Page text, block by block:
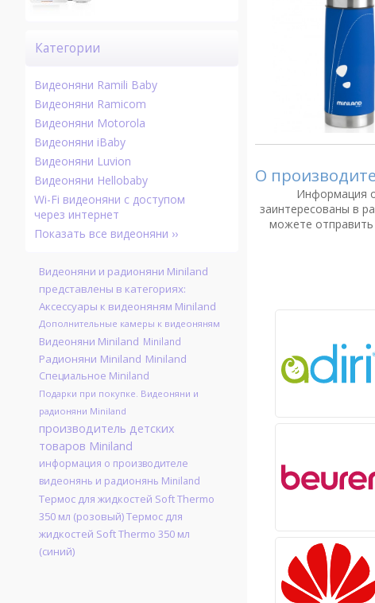
О
Информация
заинтересованы в
можете
Категории
Видеоняни Ramili Baby
Видеоняни Ramicom
Видеоняни Motorola
Видеоняни iBaby
Видеоняни Luvion
Видеоняни Hellobaby
Wi-Fi видеоняни с доступом
через интернет
Показать все видеоняни ››
Видеоняни и радионяни Miniland
представлены в категориях:
Аксессуары к видеоняням Miniland
Дополнительные камеры к видеоняням
Видеоняни Miniland Miniland
Радионяни Miniland Miniland
Специальное Miniland
Подарки при покупке. Видеоняни и
радионяни Miniland
производитель детских
товаров Miniland
информация о производителе
видеонянь и радионянь Miniland
Термос для жидкостей Soft Thermo
350 мл (розовый) Термос для
жидкостей Soft Thermo 350 мл
(синий)